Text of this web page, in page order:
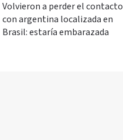
Volvieron a perder el contacto
con argentina localizada en
Brasil: estaría embarazada